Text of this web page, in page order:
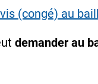
(congé) au
demander au